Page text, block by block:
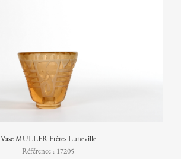
Vase MULLER Frères Luneville
Référence : 17205